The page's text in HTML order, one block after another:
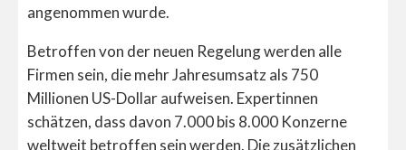
angenommen wurde.
Betroffen von der neuen Regelung werden alle
Firmen sein, die mehr Jahresumsatz als 750
Millionen US-Dollar aufweisen. Expertinnen
schätzen, dass davon 7.000 bis 8.000 Konzerne
weltweit betroffen sein werden. Die zusätzlichen